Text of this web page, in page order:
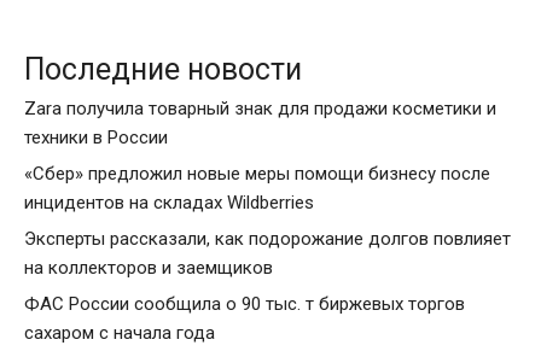
Последние новости
Zara получила товарный знак для продажи косметики и
техники в России
«Сбер» предложил новые меры помощи бизнесу после
инцидентов на складах Wildberries
Эксперты рассказали, как подорожание долгов повлияет
на коллекторов и заемщиков
ФАС России сообщила о 90 тыс. т биржевых торгов
сахаром с начала года